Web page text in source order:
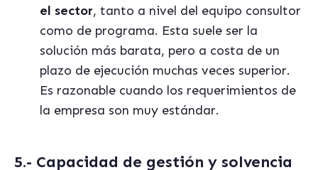
el sector, tanto a nivel del equipo consultor
como de programa. Esta suele ser la
solución más barata, pero a costa de un
plazo de ejecución muchas veces superior.
Es razonable cuando los requerimientos de
la empresa son muy estándar.
5.- Capacidad de gestión y solvencia